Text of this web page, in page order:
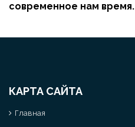
современное нам время.
КАРТА САЙТА
Главная